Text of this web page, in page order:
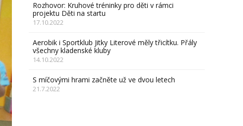
Rozhovor: Kruhové tréninky pro děti v rámci
projektu Děti na startu
17.10.2022
Aerobik i Sportklub Jitky Literové měly třicítku. Přály
všechny kladenské kluby
14.10.2022
S míčovými hrami začněte už ve dvou letech
21.7.2022